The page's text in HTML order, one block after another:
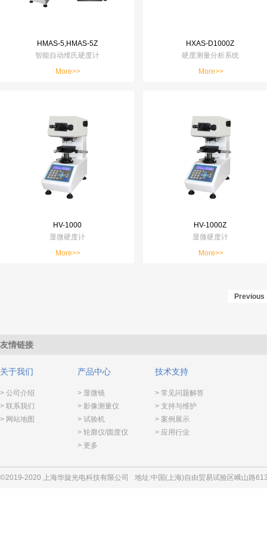
HMAS-5,HMAS-5Z
智能自动维氏硬度计
More>>
HXAS-D1000Z
硬度测量分析系统
More>>
HV-1000
显微硬度计
More>>
HV-1000Z
显微硬度计
More>>
Previous
友情链接
关于我们
> 公司介绍
> 联系我们
> 网站地图
产品中心
> 显微镜
> 影像测量仪
> 试验机
> 轮廓仪/圆度仪
> 更多
技术支持
> 常见问题解答
> 支持与维护
> 案例展示
> 应用行业
©2019-2020 上海华旋光电科技有限公司 地址:中国(上海)自由贸易试验区峨山路